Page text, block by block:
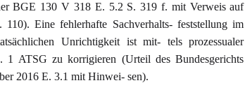
BGE 130 V 318 E. 5.2 S. 319 f. mit Verweis auf
Eine fehlerhafte Sachverhalts- feststellung im
Unrichtigkeit ist mit- tels prozessualer
ATSG zu korrigieren (Urteil des Bundesgerichts
2016 E. 3.1 mit Hinwei- sen).